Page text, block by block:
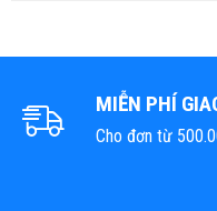
MIỄN PHÍ
Cho đơn từ